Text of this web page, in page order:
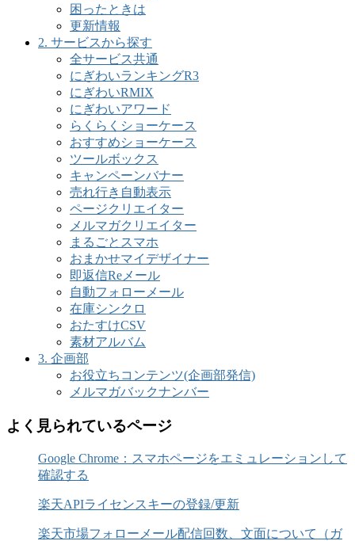
困ったときは
更新情報
2. サービスから探す
全サービス共通
にぎわいランキングR3
にぎわいRMIX
にぎわいアワード
らくらくショーケース
おすすめショーケース
ツールボックス
キャンペーンバナー
売れ行き自動表示
ページクリエイター
メルマガクリエイター
まるごとスマホ
おまかせマイデザイナー
即返信Reメール
自動フォローメール
在庫シンクロ
おたすけCSV
素材アルバム
3. 企画部
お役立ちコンテンツ(企画部発信)
メルマガバックナンバー
よく見られているページ
Google Chrome：スマホページをエミュレーションして
確認する
楽天APIライセンスキーの登録/更新
楽天市場フォローメール配信回数、文面について（ガ